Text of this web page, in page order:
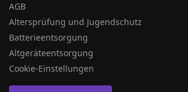
AGB
Altersprüfung und Jugendschutz
Batterieentsorgung
Altgeräteentsorgung
Cookie-Einstellungen